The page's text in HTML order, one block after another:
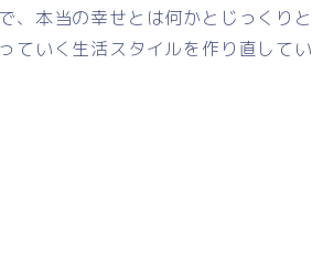
、本当の幸せとは何かとじっくりと
ていく生活スタイルを作り直してい